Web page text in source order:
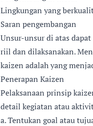
Lingkungan yang
Saran pengembangan
Unsur-unsur di atas
riil dan dilaksanakan.
kaizen adalah yang
Penerapan Kaizen
Pelaksanaan prinsip
detail kegiatan atau
a. Tentukan goal atau